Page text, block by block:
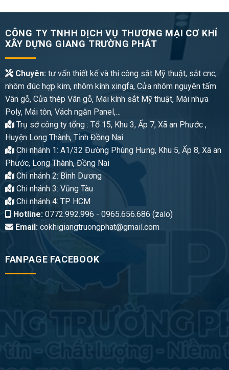
CÔNG TY TNHH DỊCH VỤ THƯƠNG MẠI CƠ KHÍ
XÂY DỰNG GIANG TRƯỜNG PHÁT
Chuyên:tư vấn thiết kế và thi công sắt Mỹ thuật, sắt cnc,
nhôm đúc hợp kim, nhôm kính xingfa, Cửa nhôm nguyên tấm
Vân gỗ, Cửa thép Vân gỗ, Mái kính sắt Mỹ thuật, Mái nhựa
Poly, Mái tôn, Vách ngăn Panel,…
Trụ sở công ty tổng : Tổ 15, Khu 3, Ấp 7, Xã an Phước ,
Huyện Long Thành, Tỉnh Đồng Nai
Chi nhánh 1: A1/32 Đường Phùng Hưng, Khu 5, Ấp 8, Xã an
Phước, Long Thành, Đồng Nai
Chi nhánh 2: Bình Dương
Chi nhánh 3: Vũng Tàu
Chi nhánh 4: TP HCM
Hotline:0772.992.996 - 0965.656.686 (zalo)
Email:cokhigiangtruongphat@gmail.com
FANPAGE FACEBOOK